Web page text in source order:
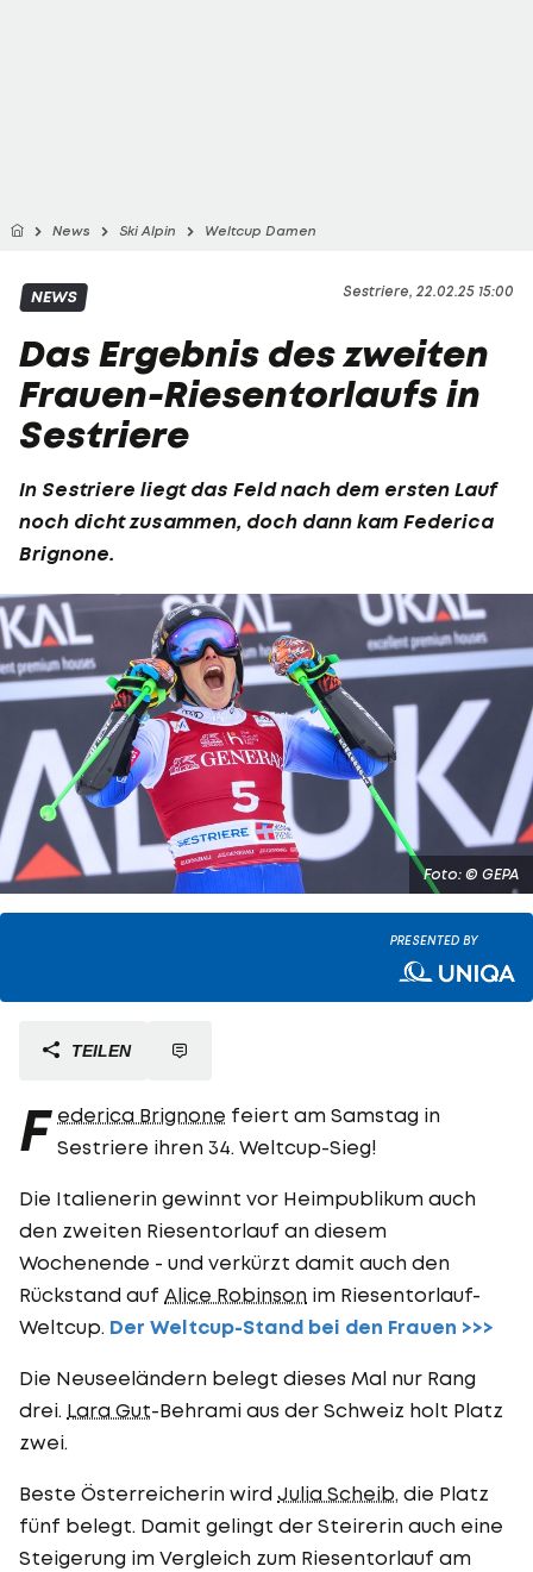
News Ski Alpin Weltcup Damen
Sestriere, 22.02.25 15:00
NEWS
Das Ergebnis des zweiten
Frauen-Riesentorlaufs in
Sestriere
In Sestriere liegt das Feld nach dem ersten Lauf
noch dicht zusammen, doch dann kam Federica
Brignone.
Foto: © GEPA
PRESENTED BY
TEILEN
F ederica Brignone feiert am Samstag in
Sestriere ihren 34. Weltcup-Sieg!
Die Italienerin gewinnt vor Heimpublikum auch
den zweiten Riesentorlauf an diesem
Wochenende - und verkürzt damit auch den
Rückstand auf Alice Robinson im Riesentorlauf-
Weltcup. Der Weltcup-Stand bei den Frauen >>>
Die Neuseeländern belegt dieses Mal nur Rang
drei. Lara Gut-Behrami aus der Schweiz holt Platz
zwei.
Beste Österreicherin wird Julia Scheib, die Platz
fünf belegt. Damit gelingt der Steirerin auch eine
Steigerung im Vergleich zum Riesentorlauf am